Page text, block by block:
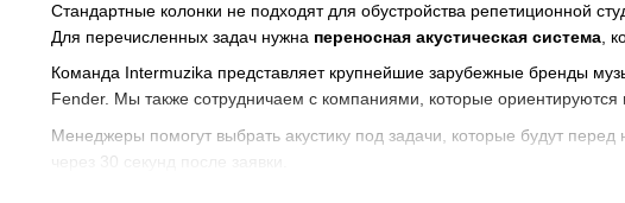
Стандартные колонки не подходят для обустройства репетиционной
Для перечисленных задач нужна переносная акустическая система ,
Команда Intermuzika представляет крупнейшие зарубежные бренды
Fender. Мы также сотрудничаем с компаниями, которые
Менеджеры помогут выбрать акустику под задачи, которые будут
через 30 секунд после заявки.